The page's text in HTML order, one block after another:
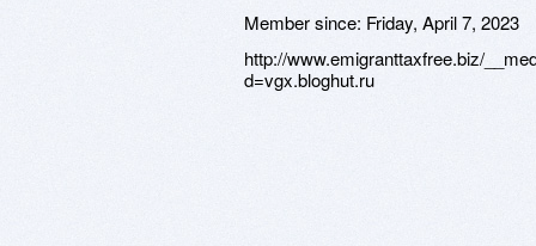
Member since: Friday, April 7, 2023
http://www.emigranttaxfree.biz/
d=vgx.bloghut.ru